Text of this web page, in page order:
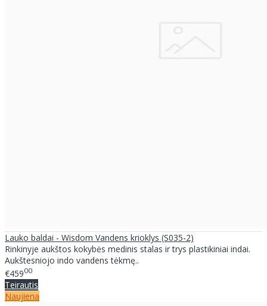
Lauko baldai - Wisdom Vandens krioklys (S035-2)
Rinkinyje aukštos kokybės medinis stalas ir trys plastikiniai indai.
Aukštesniojo indo vandens tėkmę..
€45900
Teirautis
Naujiena